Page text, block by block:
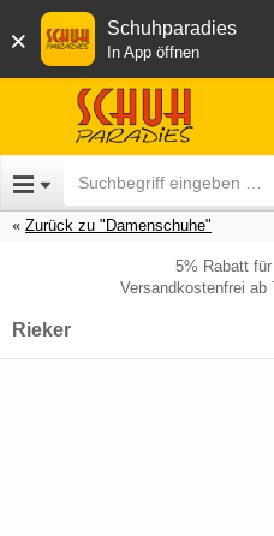
× Schuhparadies
In App öffnen
Zurück zu "Damenschuhe"
5% Rabatt
Versandkostenfrei ab
Rieker